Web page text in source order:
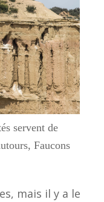
servent de
Faucons
mais il y a le